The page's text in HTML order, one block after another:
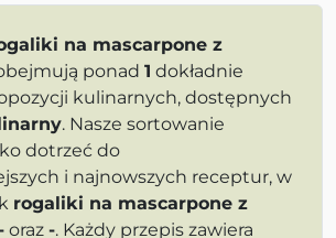
na mascarpone z
ponad 1 dokładnie
kulinarnych, dostępnych
. Nasze sortowanie
dotrzeć do
i najnowszych receptur, w
rogaliki na mascarpone z
oraz -. Każdy przepis zawiera